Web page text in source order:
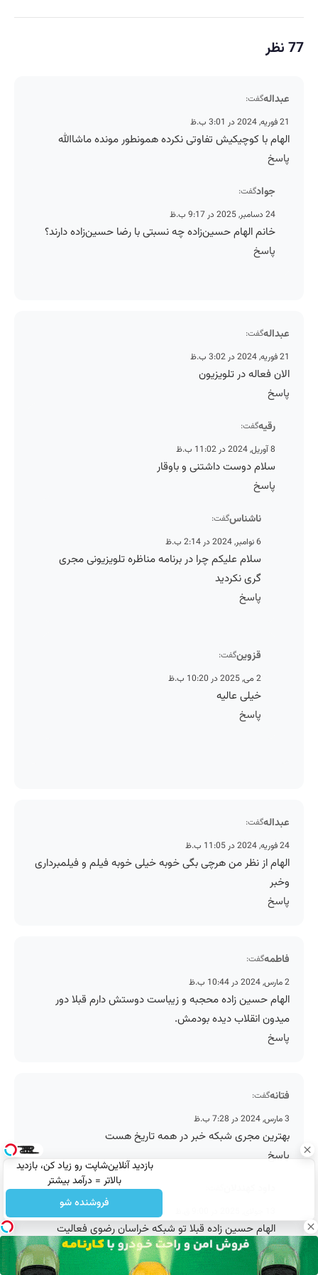
بازدید آنلاین‌شاپت رو زیاد کن، بازدید
بالاتر = درآمد بیشتر
فروشنده شو
77 نظر
عبدالهگفت:
21 فوریه, 2024 در 3:01 ب.ظ
الهام با کوچیکیش تفاوتی نکرده همونطور مونده ماشاالله
پاسخ
جوادگفت:
24 دسامبر, 2025 در 9:17 ب.ظ
خانم الهام حسین‌زاده چه نسبتی با رضا حسین‌زاده دارند؟
پاسخ
عبدالهگفت:
21 فوریه, 2024 در 3:02 ب.ظ
الان فعاله در تلویزیون
پاسخ
رقیهگفت:
8 آوریل, 2024 در 11:02 ب.ظ
سلام دوست داشتنی و باوقار
پاسخ
ناشناسگفت:
6 نوامبر, 2024 در 2:14 ب.ظ
سلام علیکم چرا در برنامه مناظره تلویزیونی مجری
گری نکردید
پاسخ
قزوینگفت:
2 می, 2025 در 10:20 ب.ظ
خیلی عالیه
پاسخ
عبدالهگفت:
24 فوریه, 2024 در 11:05 ب.ظ
الهام از نظر من هرچی بگی خوبه خیلی خوبه فیلم و فیلمبرداری
وخبر
پاسخ
فاطمهگفت:
2 مارس, 2024 در 10:44 ب.ظ
الهام حسین زاده محجبه و زیباست دوستش دارم قبلا دور
میدون انقلاب دیده بودمش.
پاسخ
فتانهگفت:
3 مارس, 2024 در 7:28 ب.ظ
بهترین مجری شبکه خبر در همه تاریخ هست
پاسخ
الهام حسین زاده قبلا تو شبکه خراسان رضوی فعالیت
می کرد، چرا الان رفته تهران؟
پاسخ